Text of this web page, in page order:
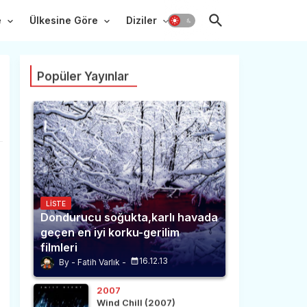
Ülkesine Göre Diziler
Popüler Yayınlar
LISTE
Dondurucu soğukta,karlı havada
geçen en iyi korku-gerilim
filmleri
Fatih Varlık 16.12.13
2007
Wind Chill (2007)